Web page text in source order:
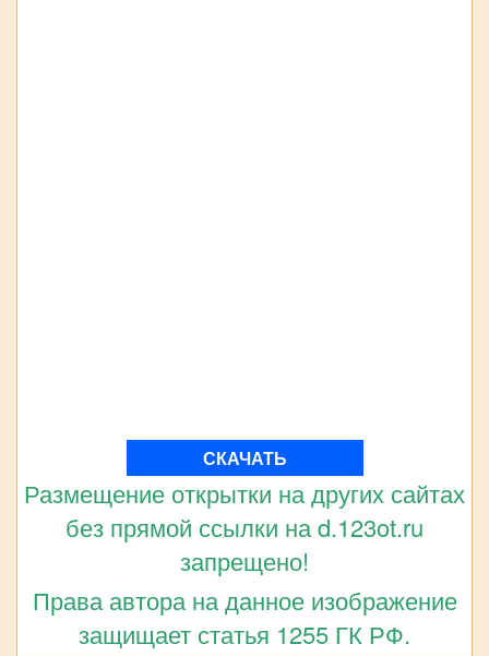
СКАЧАТЬ
Размещение открытки на других сайтах
без прямой ссылки на d.123ot.ru
запрещено!
Права автора на данное изображение
защищает статья 1255 ГК РФ.